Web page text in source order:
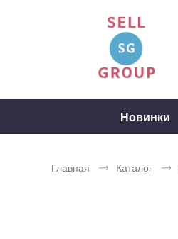
Новинки
Главная Каталог